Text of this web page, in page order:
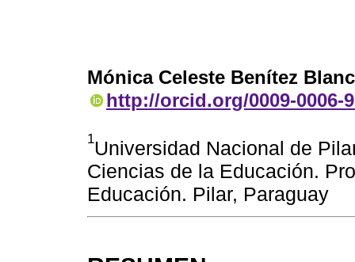
Mónica Celeste Benítez
http://orcid.org/0009-0006-
1Universidad Nacional de
Ciencias de la Educación.
Educación. Pilar, Paraguay